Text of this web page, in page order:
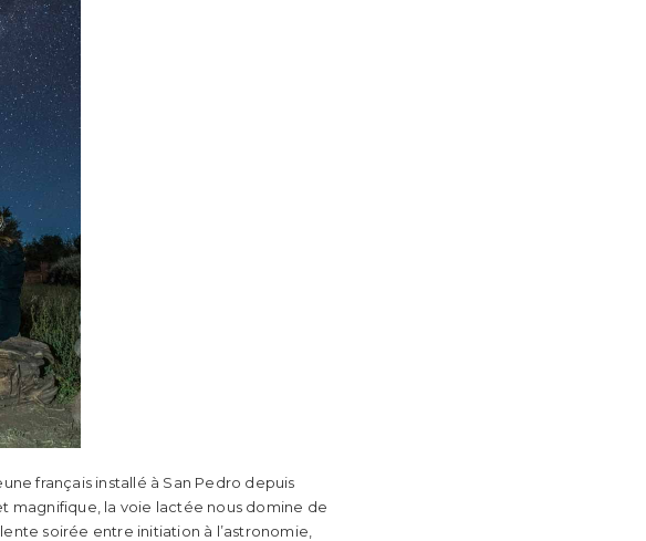
français installé à San Pedro depuis
magnifique, la voie lactée nous domine de
soirée entre initiation à l’astronomie,